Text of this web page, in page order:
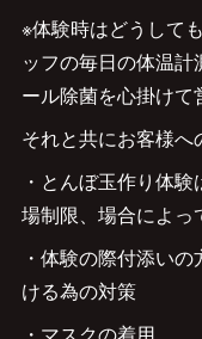
※体験時はどうして
ッフの毎日の体温
ール除菌を心掛けて
それと共にお客様へ
・とんぼ玉作り体
場制限、場合によっ
・体験の際付添い
ける為の対策